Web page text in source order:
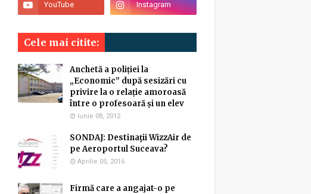
Cele mai citite:
Anchetă a poliției la
„Economic” după sesizări cu
privire la o relație amoroasă
între o profesoară și un elev
Iunie 08, 2012
SONDAJ: Destinaţii WizzAir de
pe Aeroportul Suceava?
Aprilie 05, 2016
Firmă care a angajat-o pe